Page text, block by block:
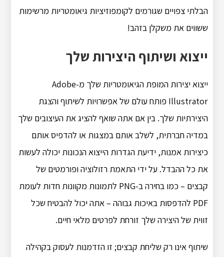
הבלתי צפויים שגורמים לקומפוזיציות גיאומטריות מרשימות
ששווים את משקלן בזהב!
ייצוא ושיתוף היצירות שלך
ייצוא יצירות המופת הגיאומטריות שלך מ-Adobe
Illustrator פותח עולם של אפשרויות לשיתוף והצגת
היצירתיות שלך. בין אם אתה שואף להציג את העיצובים שלך
במדיה חברתית, לשלב אותם במצגות או להדפיס אותם
כיצירות אמנות, ידיעת הגדרות הייצוא הנכונות יכולה לעשות
את כל ההבדל. על ידי התאמת רזולוציה ופורמטים של
קבצים – כמו בחירה ב-PNG לתמונות מקוונות חדות לעומת
PDF להדפסות באיכות גבוהה – אתה יכול להבטיח שכל
זווית של היצירה שלך זורחת לפרטים מלאי חיים.
שיתוף אינו רק שליחת קבצים; זו הזדמנות לעסוק בקהילה